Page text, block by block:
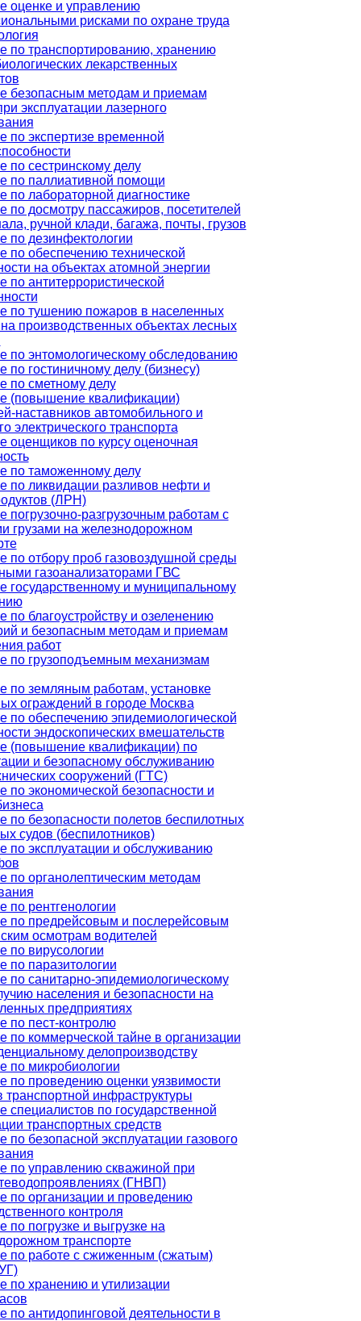
оценке и управлению
рисками по охране труда
по транспортированию, хранению
лекарственных
безопасным методам и приемам
эксплуатации лазерного
по экспертизе временной
по сестринскому делу
по паллиативной помощи
по лабораторной диагностике
по досмотру пассажиров, посетителей
ручной клади, багажа, почты, грузов
по дезинфектологии
по обеспечению технической
на объектах атомной энергии
по антитеррористической
по тушению пожаров в населенных
на производственных объектах лесных
по энтомологическому обследованию
по гостиничному делу (бизнесу)
по сметному делу
(повышение квалификации)
наставников автомобильного и
электрического транспорта
оценщиков по курсу оценочная
по таможенному делу
по ликвидации разливов нефти и
(ЛРН)
погрузочно-разгрузочным работам с
грузами на железнодорожном
по отбору проб газовоздушной среды
газоанализаторами ГВС
государственному и муниципальному
по благоустройству и озеленению
и безопасным методам и приемам
работ
по грузоподъемным механизмам
по земляным работам, установке
ограждений в городе Москва
по обеспечению эпидемиологической
эндоскопических вмешательств
(повышение квалификации) по
и безопасному обслуживанию
сооружений (ГТС)
по экономической безопасности и
по безопасности полетов беспилотных
судов (беспилотников)
по эксплуатации и обслуживанию
по органолептическим методам
по рентгенологии
по предрейсовым и послерейсовым
осмотрам водителей
по вирусологии
по паразитологии
по санитарно-эпидемиологическому
населения и безопасности на
предприятиях
по пест-контролю
по коммерческой тайне в организации
делопроизводству
по микробиологии
по проведению оценки уязвимости
транспортной инфраструктуры
специалистов по государственной
транспортных средств
по безопасной эксплуатации газового
по управлению скважиной при
(ГНВП)
по организации и проведению
контроля
по погрузке и выгрузке на
транспорте
по работе с сжиженным (сжатым)
по хранению и утилизации
по антидопинговой деятельности в